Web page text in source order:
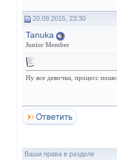
20.09.2015, 23:30
Tanuka
Junior Member
Ну все девочки, процесс
Ваши права в разделе